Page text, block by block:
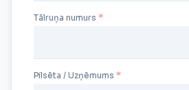
Tālruņa numurs
Pilsēta / Uzņēmums